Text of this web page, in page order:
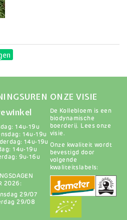
14u-19u
14u-19u
14u-19u
14u-19u
9u-16u
2026:
29/07
29/08
ONZE VISIE
De Kollebloem is een
biodynamische
boerderij. Lees onze
visie.
Onze kwaliteit wordt
bevestigd door
volgende
kwaliteitslabels: